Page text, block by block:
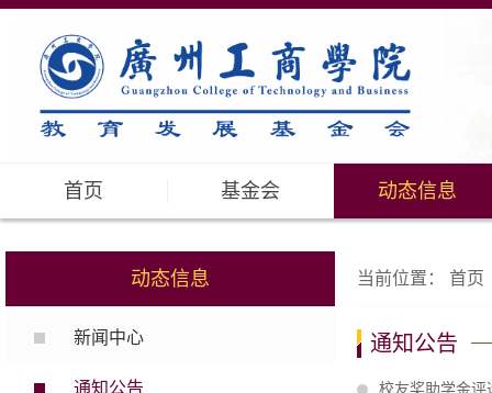
首页 基金会 动态信息
动态信息
新闻中心
通知公告
当前位置： 首页
通知公告
校友奖助学金评